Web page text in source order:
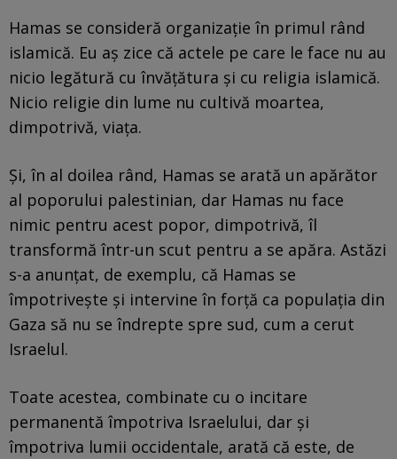
Hamas se consideră organizație în primul rând
islamică. Eu aș zice că actele pe care le face nu au
nicio legătură cu învățătura și cu religia islamică.
Nicio religie din lume nu cultivă moartea,
dimpotrivă, viața.
Și, în al doilea rând, Hamas se arată un apărător
al poporului palestinian, dar Hamas nu face
nimic pentru acest popor, dimpotrivă, îl
transformă într-un scut pentru a se apăra. Astăzi
s-a anunțat, de exemplu, că Hamas se
împotrivește și intervine în forță ca populația din
Gaza să nu se îndrepte spre sud, cum a cerut
Israelul.
Toate acestea, combinate cu o incitare
permanentă împotriva Israelului, dar și
împotriva lumii occidentale, arată că este, de